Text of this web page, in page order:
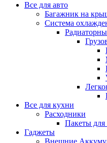
Все для авто
Багажник на
Система
Все для кухни
Расходники
Пакеты для
Гаджеты
Внешние